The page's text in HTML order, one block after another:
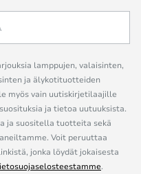
lamppujen, valaisinten,
ja älykotituotteiden
myös vain uutiskirjetilaajille
ja tietoa uutuuksista.
ja suositella tuotteita sekä
Voit peruuttaa
jonka löydät jokaisesta
.